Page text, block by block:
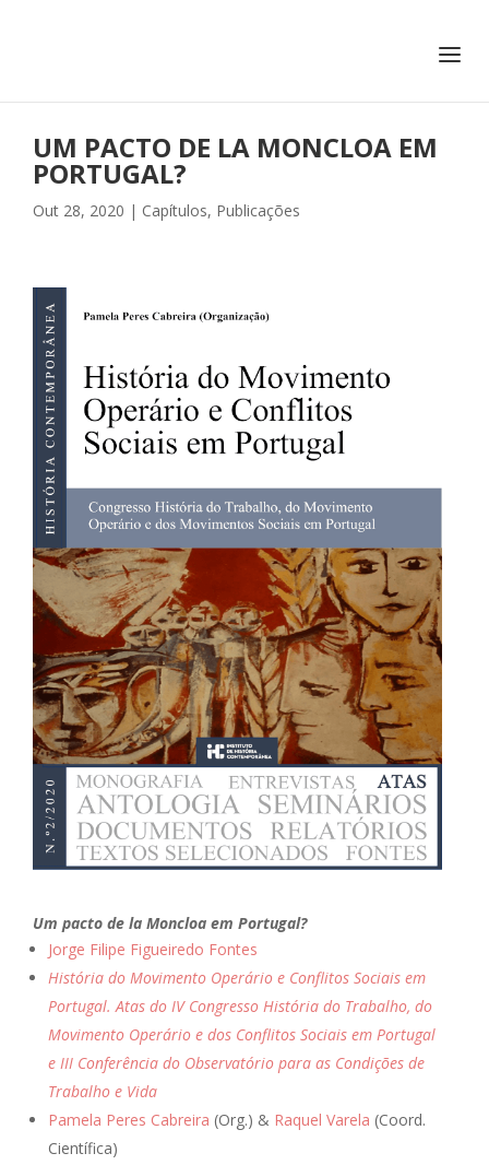
UM PACTO DE LA MONCLOA EM
PORTUGAL?
Out 28, 2020 | Capítulos, Publicações
Um pacto de la Moncloa em Portugal?
Jorge Filipe Figueiredo Fontes
História do Movimento Operário e Conflitos Sociais em
Portugal. Atas do IV Congresso História do Trabalho, do
Movimento Operário e dos Conflitos Sociais em Portugal
e III Conferência do Observatório para as Condições de
Trabalho e Vida
Pamela Peres Cabreira (Org.) & Raquel Varela (Coord.
Científica)